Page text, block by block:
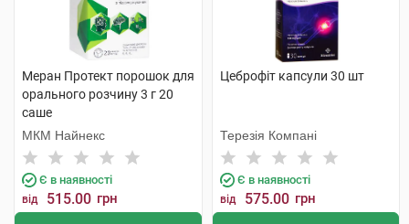
Меран Протект порошок для
орального розчину 3 г 20
саше
МКМ Найнекс
Є в наявності
від 515.00 грн
Цеброфіт капсули 30 шт
Терезія Компані
Є в наявності
від 575.00 грн